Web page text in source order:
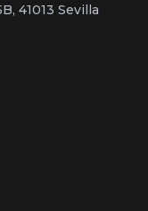
41013 Sevilla